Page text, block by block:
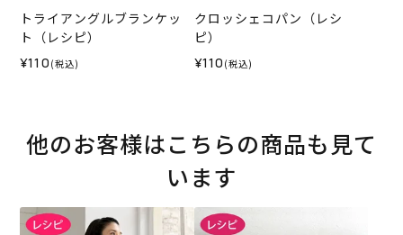
トライアングルブランケッ
ト（レシピ）
¥110 (税込)
クロッシェコパン（レシ
ピ）
¥110 (税込)
他のお客様はこちらの商品も見て
います